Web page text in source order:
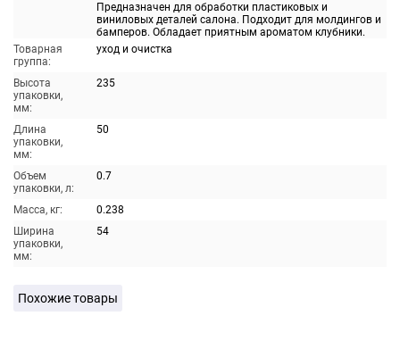
Предназначен для обработки пластиковых и
виниловых деталей салона. Подходит для молдингов и
бамперов. Обладает приятным ароматом клубники.
Товарная
группа:
уход и очистка
Высота
упаковки,
мм:
235
Длина
упаковки,
мм:
50
Объем
упаковки, л:
0.7
Масса, кг:
0.238
Ширина
упаковки,
мм:
54
Похожие товары